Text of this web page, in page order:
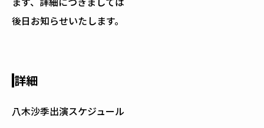
後日お知らせいたします。
詳細
八木沙季出演スケジュール